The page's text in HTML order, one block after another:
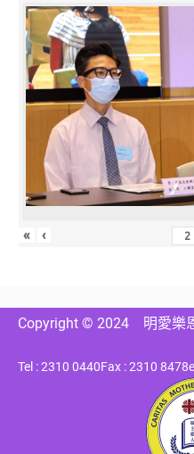
« ‹
Copyright © 2024 明愛樂
Tel : 2310 0440Fax : 2310 8478